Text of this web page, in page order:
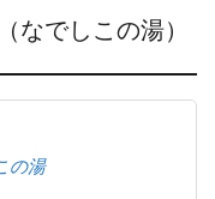
なでしこの湯）
の湯